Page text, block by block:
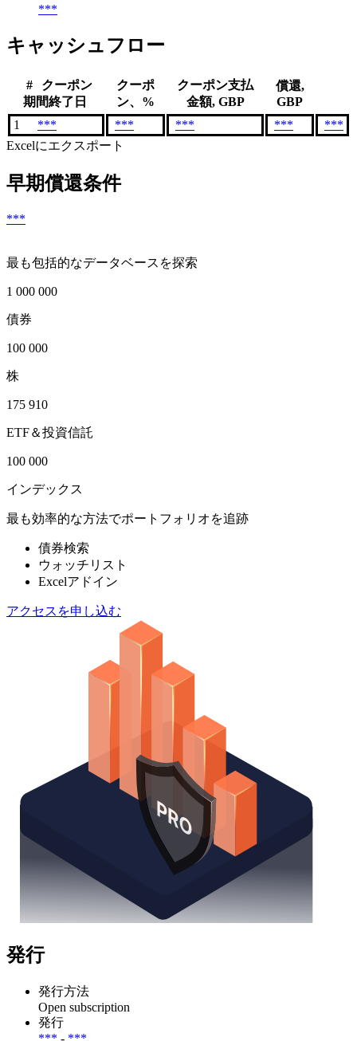
***
キャッシュフロー
#
クーポン
期間終了日
クーポ
ン、%
クーポン支払
金額, GBP
償還,
GBP
1
*** *** *** ***
***
Excelにエクスポート
早期償還条件
***
最も包括的なデータベースを探索
1 000 000
債券
100 000
株
175 910
ETF＆投資信託
100 000
インデックス
最も効率的な方法でポートフォリオを追跡
債券検索
ウォッチリスト
Excelアドイン
アクセスを申し込む
発行
発行方法
Open subscription
発行
*** - ***